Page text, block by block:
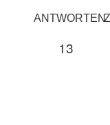
ANTWORTEN
13